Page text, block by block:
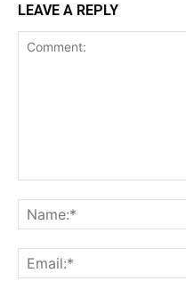
LEAVE A REPLY